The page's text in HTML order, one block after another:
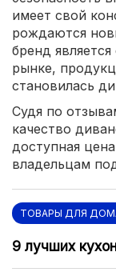
имеет свой
рождаются
бренд
рынке,
становилась
Судя по
качество
доступная
владельцам
ТОВАРЫ ДЛЯ
9 лучших